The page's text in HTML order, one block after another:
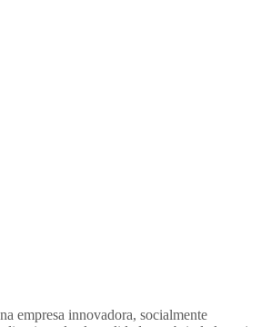
empresa innovadora, socialmente